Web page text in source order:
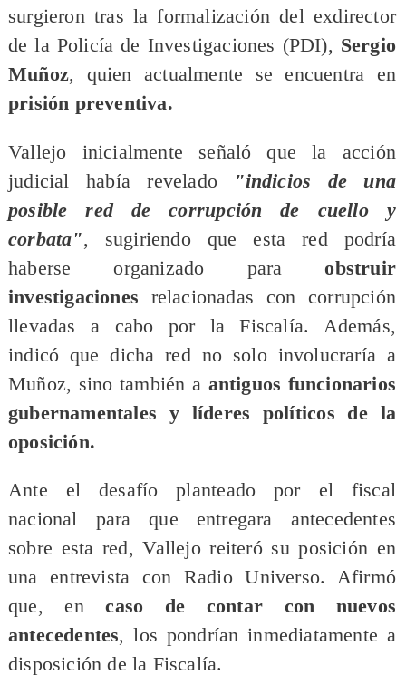
surgieron tras la formalización del exdirector
de la Policía de Investigaciones (PDI), Sergio
Muñoz, quien actualmente se encuentra en
prisión preventiva.
​Vallejo inicialmente señaló que la acción
judicial había revelado
"indicios de una
posible red de corrupción de cuello y
corbata", sugiriendo que esta red podría
haberse organizado paraobstruir
investigaciones relacionadas con corrupción
llevadas a cabo por la Fiscalía. Además,
indicó que dicha red no solo involucraría a
Muñoz, sino también a antiguos funcionarios
gubernamentales y líderes políticos de la
oposición.
​Ante el desafío planteado por el fiscal
nacional para que entregara antecedentes
sobre esta red, Vallejo reiteró su posición en
una entrevista con Radio Universo. Afirmó
que, encaso de contar con nuevos
antecedentes, los pondrían inmediatamente a
disposición de la Fiscalía.